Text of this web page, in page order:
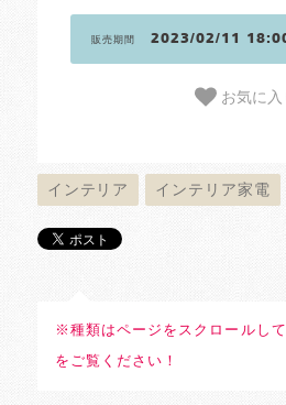
販売期間 2023/02/11
お気に入
インテリア インテリア家電
※種類はページをスクロールして
をご覧ください！